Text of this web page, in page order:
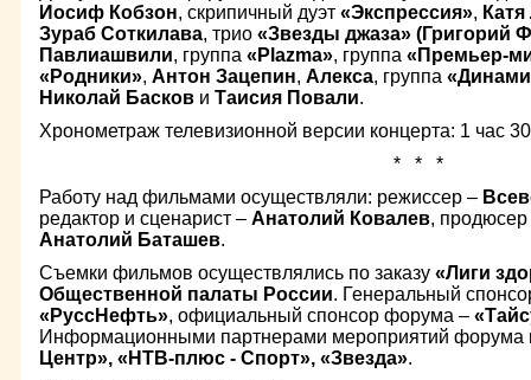
Иосиф Кобзон, скрипичный дуэт «Экспрессия»,
Зураб Соткилава, трио «Звезды джаза» (Григорий
Павлиашвили, группа « Plazma», группа «Премьер-
«Родники», Антон Зацепин, Алекса, группа
Николай Басков и Таисия Повали.
Хронометраж телевизионной версии концерта: 1 час
* * *
Работу над фильмами осуществляли: режиссер –
редактор и сценарист – Анатолий Ковалев, продюсер
Анатолий Баташев.
Съемки фильмов осуществлялись по заказу «Лиги
Общественной палаты России. Генеральный
«РуссНефть», официальный спонсор форума –
Информационными партнерами мероприятий форума
Центр», «НТВ-плюс - Спорт», «Звезда».